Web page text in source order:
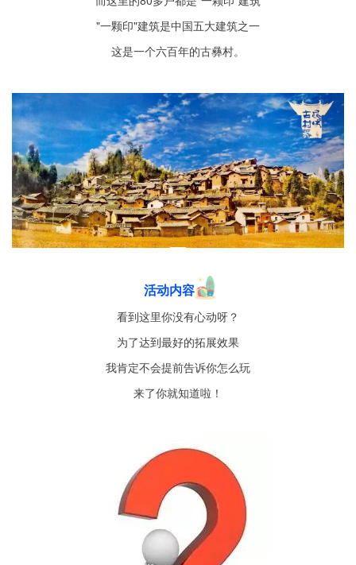
"一颗印"建筑是中国五大建筑之一
这是一个六百年的古彝村。
活动内容
看到这里你没有心动呀？
为了达到最好的拓展效果
我肯定不会提前告诉你怎么玩
来了你就知道啦！